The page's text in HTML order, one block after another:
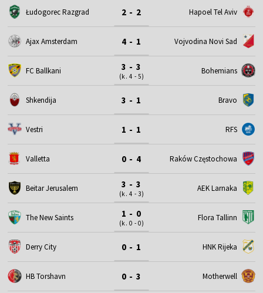
Łudogorec Razgrad 2 - 2 Hapoel Tel Aviv
Ajax Amsterdam 4 - 1 Vojvodina Novi Sad
FC Ballkani 3 - 3
(k. 4 - 5)
Bohemians
Shkendija 3 - 1 Bravo
Vestri 1 - 1 RFS
Valletta 0 - 4 Raków Częstochowa
Beitar Jerusalem 3 - 3
(k. 4 - 3)
AEK Larnaka
The New Saints 1 - 0
(k. 0 - 0)
Flora Tallinn
Derry City 0 - 1 HNK Rijeka
HB Torshavn 0 - 3 Motherwell